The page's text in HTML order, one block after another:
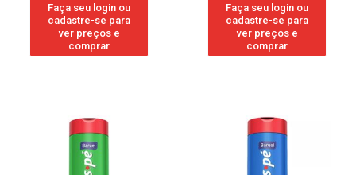
Faça seu login ou
cadastre-se para
ver preços e
comprar
Faça seu login ou
cadastre-se para
ver preços e
comprar